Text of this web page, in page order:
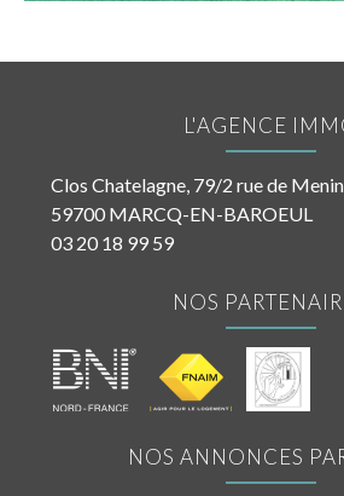
L'AGENCE
Clos Chatelagne, 79/2 rue de Menin
59700 MARCQ-EN-BAROEUL
03 20 18 99 59
NOS
NOS ANNONCES